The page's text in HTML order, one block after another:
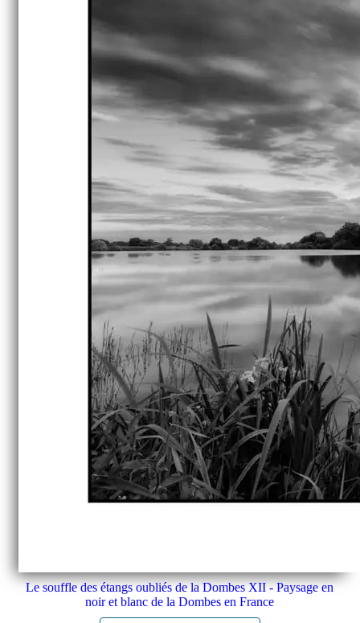
Le souffle des étangs oubliés de la Dombes XII - Paysage en
noir et blanc de la Dombes en France